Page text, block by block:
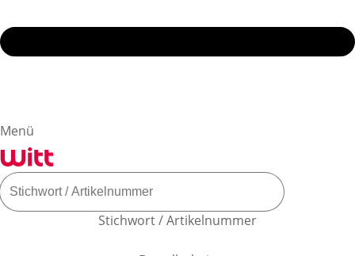
Menü
Stichwort / Artikelnummer